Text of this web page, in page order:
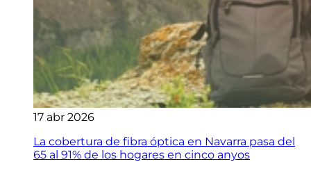
17 abr 2026
La cobertura de fibra óptica en Navarra pasa del
65 al 91% de los hogares en cinco anyos